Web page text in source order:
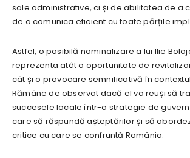
sale administrative, ci și de abilitatea de a
de a comunica eficient cu toate părțile
Astfel, o posibilă nominalizare a lui Ilie
reprezenta atât o oportunitate de
cât și o provocare semnificativă în
Rămâne de observat dacă el va reuși să
succesele locale într-o strategie de
care să răspundă așteptărilor și să
critice cu care se confruntă România.